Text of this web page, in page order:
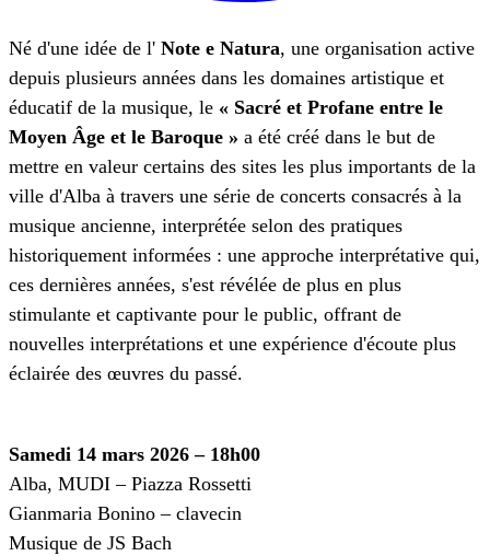
Né d'une idée de l' Note e Natura, une organisation active
depuis plusieurs années dans les domaines artistique et
éducatif de la musique, le « Sacré et Profane entre le
Moyen Âge et le Baroque » a été créé dans le but de
mettre en valeur certains des sites les plus importants de la
ville d'Alba à travers une série de concerts consacrés à la
musique ancienne, interprétée selon des pratiques
historiquement informées : une approche interprétative qui,
ces dernières années, s'est révélée de plus en plus
stimulante et captivante pour le public, offrant de
nouvelles interprétations et une expérience d'écoute plus
éclairée des œuvres du passé.
Samedi 14 mars 2026 – 18h00
Alba, MUDI – Piazza Rossetti
Gianmaria Bonino – clavecin
Musique de JS Bach